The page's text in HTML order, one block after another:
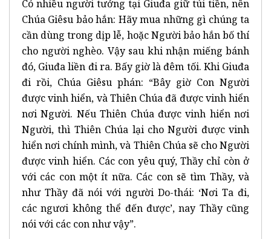
Có nhiều người tưởng tại Giuđa giữ túi tiền, nên
Chúa Giêsu bảo hắn: Hãy mua những gì chúng ta
cần dùng trong dịp lễ, hoặc Người bảo hắn bố thí
cho người nghèo. Vậy sau khi nhận miếng bánh
đó, Giuđa liền đi ra. Bấy giờ là đêm tối. Khi Giuđa
đi rồi, Chúa Giêsu phán: “Bây giờ Con Người
được vinh hiển, và Thiên Chúa đã được vinh hiển
nơi Người. Nếu Thiên Chúa được vinh hiển nơi
Người, thì Thiên Chúa lại cho Người được vinh
hiển nơi chính mình, và Thiên Chúa sẽ cho Người
được vinh hiển. Các con yêu quý, Thầy chỉ còn ở
với các con một ít nữa. Các con sẽ tìm Thầy, và
như Thầy đã nói với người Do-thái: ‘Nơi Ta đi,
các ngươi không thể đến được’, nay Thầy cũng
nói với các con như vậy”.